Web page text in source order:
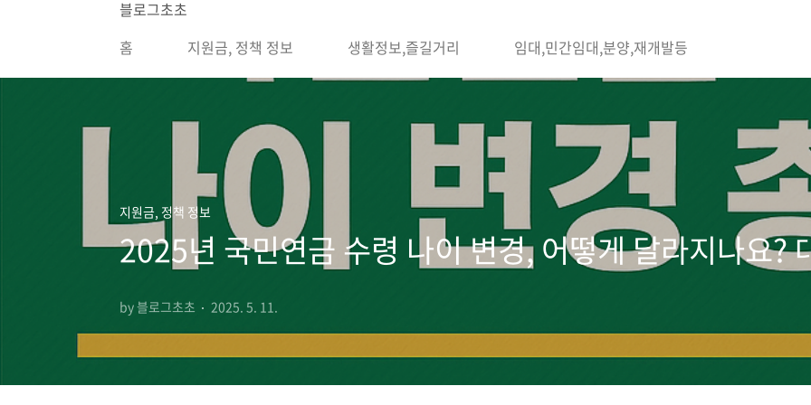
블로그초초
홈
지원금, 정책 정보 생활정보,즐길거리 임대,민간임대,분양,재개발등
지원금, 정책 정보
2025년 국민연금 수령 나이 변경, 어떻게 달라지나요?
by 블로그초초 2025. 5. 11.